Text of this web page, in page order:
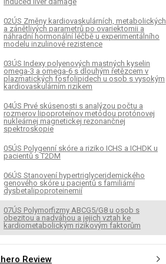
02ÚS Změny kardiovaskulárních, metabolických
a zánětlivých parametrů po ovariektomii a
náhradní hormonální léčbě u experimentálního
modelu inzulinové rezistence
03ÚS Indexy polyenových mastných kyselin
omega-3 a omega-6 s dlouhým řetězcem v
plazmatických fosfolipidech u osob s vysokým
kardiovaskulárním rizikem
04ÚS Prvé skúsenosti s analýzou počtu a
rozmerov lipoproteínov metódou protónovej
nukleárnej magnetickej rezonančnej
spektroskopie
05ÚS Polygenní skóre a riziko ICHS a ICHDK u
pacientů s T2DM
06ÚS Stanovení hypertriglyceridemického
genového skóre u pacientů s familiární
dysbetalipoproteinemií
07ÚS Polymorfizmy ABCG5/G8 u osob s
obezitou a nadváhou a jejich vztah ke
kardiometabolickým rizikovým faktorům
Review